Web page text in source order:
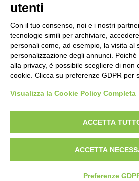
LOCALIZZAZIONE
CRONOLOGIA
diritto d’autore, legge 22 aprile 1941 n. 633. I
dei fotografi che hanno realizzato le opere e
istituzioni che ne sono proprietari, sono
riproduzione con qualsiasi mezzo
personale.
utenti
Con il tuo consenso, noi e i nostri
tecnologie simili per archiviare,
personali come, ad esempio, la visita al
personalizzazione degli annunci.
alla privacy, è possibile scegliere di non
cookie. Clicca su preferenze GDPR per
Visualizza la Cookie Policy Completa
ACCETTA
ACCETTA
Preferenze